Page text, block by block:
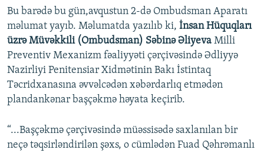
Bu barədə bu gün,avqustun 2-də Ombudsman Aparatı
məlumat yayıb. Məlumatda yazılıb ki, İnsan Hüquqları
üzrə Müvəkkili (Ombudsman) Səbinə Əliyeva Milli
Preventiv Mexanizm fəaliyyəti çərçivəsində Ədliyyə
Nazirliyi Penitensiar Xidmətinin Bakı İstintaq
Təcridxanasına əvvəlcədən xəbərdarlıq etmədən
plandankənar başçəkmə həyata keçirib.
“...Başçəkmə çərçivəsində müəssisədə saxlanılan bir
neçə təqsirləndirilən şəxs, o cümlədən Fuad Qəhrəmanlı